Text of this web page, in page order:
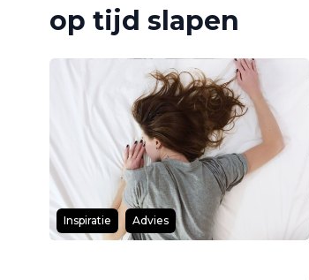
op tijd slapen
Inspiratie Advies